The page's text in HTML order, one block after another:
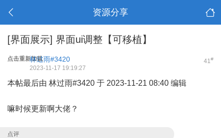
资源分享
[界面展示] 界面ui调整【可移植】
点击重新加载 41#
林过雨#3420
2023-11-17 19:19:27
本帖最后由 林过雨#3420 于 2023-11-21 08:40 编辑
嘛时候更新啊大佬？
点评